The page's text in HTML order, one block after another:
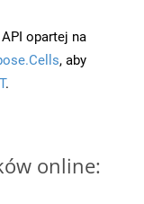
opartej na
, aby
.
online: